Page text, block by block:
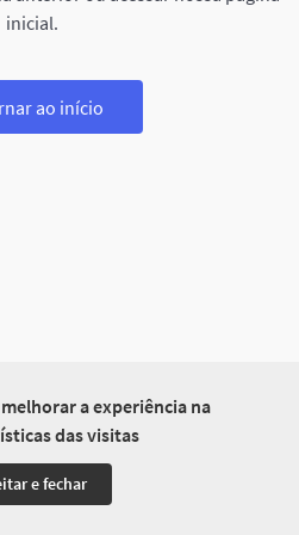
a experiência na
das visitas
e fechar
inicial.
ao início